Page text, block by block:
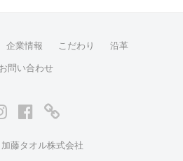
企業情報 こだわり 沿革
お問い合わせ
InstagramFacebook
加藤タオル株式会社